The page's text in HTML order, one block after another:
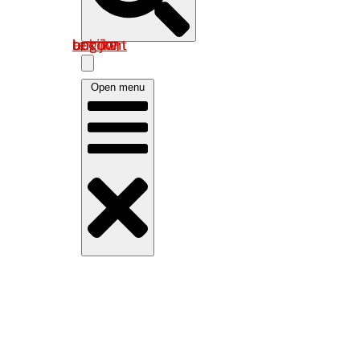
Log in om uw account te bekijken
Open menu